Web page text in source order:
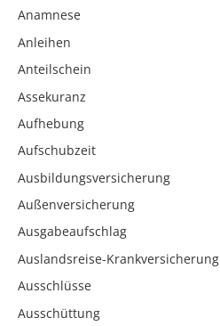
Anamnese
Anleihen
Anteilschein
Assekuranz
Aufhebung
Aufschubzeit
Ausbildungsversicherung
Außenversicherung
Ausgabeaufschlag
Auslandsreise-Krankversicherung
Ausschlüsse
Ausschüttung